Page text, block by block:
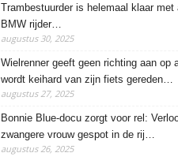
Trambestuurder is helemaal klaar met
BMW rijder…
augustus 30, 2025
Wielrenner geeft geen richting aan op
wordt keihard van zijn fiets gereden…
augustus 27, 2025
Bonnie Blue-docu zorgt voor rel:
zwangere vrouw gespot in de rij…
augustus 26, 2025